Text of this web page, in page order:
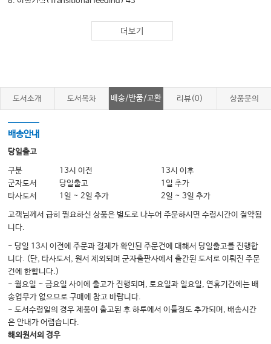
9. 경장영양액 종류와 특징 45
3. 정맥영양의 투여경로(중심정맥 vs. 말초정맥) 60
5. 총정맥영양제제 81
6. 지방유제 83
7. 아미노산제제 85
8. 원내조제 정맥영양(Individualized PN) 91
05 영양전달 99
Ⅰ. 경장영양 전달 101
1. 경장영양관 종류 및 관리 101
2. 경장영양 전달방법 106
3. 경장영양기구 관리 및 기계적 합병증 108
Ⅱ. 정맥영양 전달 110
1. 정맥영양관 종류와 관리 110
더보기
도서소개 도서목차 배송/반품/교환 리뷰(0) 상품문의
배송안내
당일출고
구분 13시 이전
13시 이후
군자도서
당일출고
1일 추가
타사도서
1일 ~ 2일 추가 2일 ~ 3일 추가
고객님께서 급히 필요하신 상품은 별도로 나누어 주문하시면 수령시간이 절약됩
니다.
- 당일 13시 이전에 주문과 결제가 확인된 주문건에 대해서 당일출고를 진행합
니다. (단, 타사도서, 원서 제외되며 군자출판사에서 출간된 도서로 이뤄진 주문
건에 한합니다.)
- 월요일 ~ 금요일 사이에 출고가 진행되며, 토요일과 일요일, 연휴기간에는 배
송업무가 없으므로 구매에 참고 바랍니다.
- 도서수령일의 경우 제품이 출고된 후 하루에서 이틀정도 추가되며, 배송시간
은 안내가 어렵습니다.
해외원서의 경우